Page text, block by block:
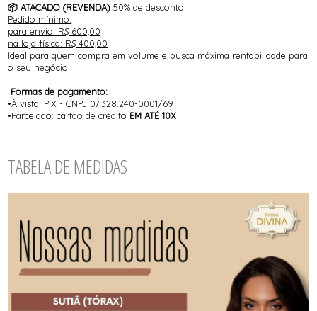
📦 ATACADO (REVENDA)50% de desconto.
Pedido mínimo:
para envio: R$ 600,00
na loja física: R$ 400,00
Ideal para quem compra em volume e busca máxima rentabilidade para
o seu negócio.
Formas de pagamento:
•À vista: PIX - CNPJ 07.328.240-0001/69
•Parcelado: cartão de crédito EM ATÉ 10X
TABELA DE MEDIDAS